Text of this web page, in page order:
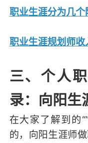
职业生涯分为几个
职业生涯规划师
三、个人
录：向阳生
在大家了解到的
的，向阳生涯师